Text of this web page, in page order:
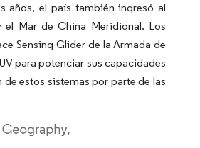
años, el país también ingresó al
Mar de China Meridional. Los
Sensing-Glider de la Armada de
para potenciar sus capacidades
estos sistemas por parte de las